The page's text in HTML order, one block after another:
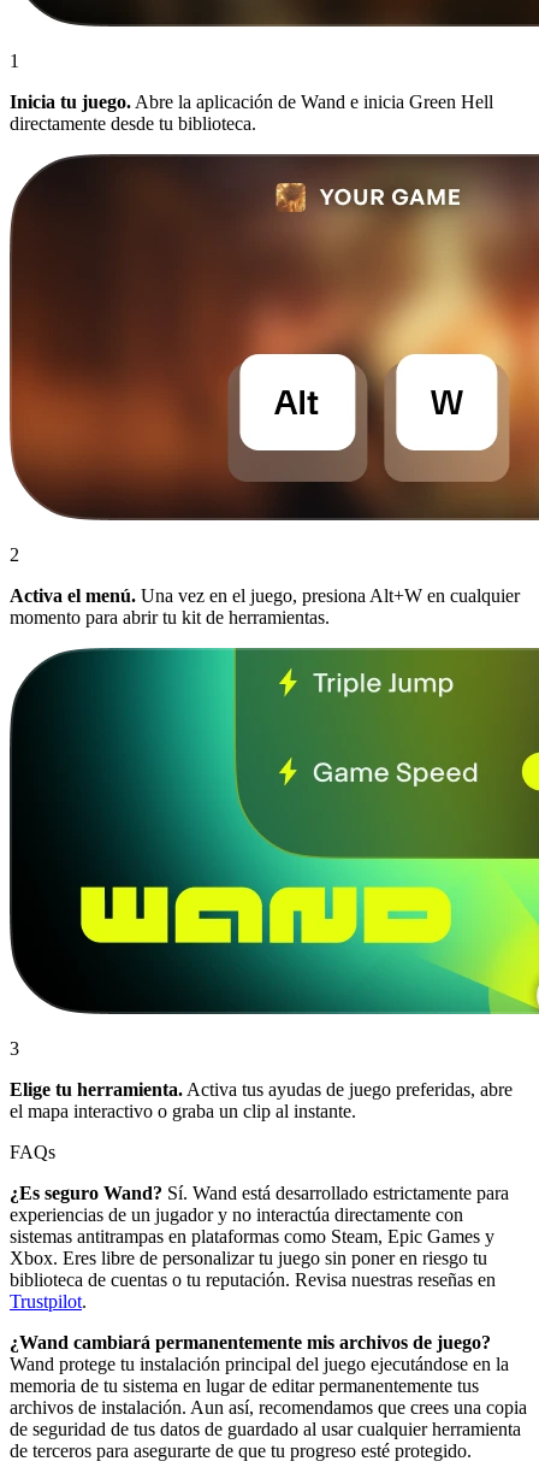
1
Inicia tu juego. Abre la aplicación de Wand e inicia Green Hell
directamente desde tu biblioteca.
2
Activa el menú. Una vez en el juego, presiona Alt+W en cualquier
momento para abrir tu kit de herramientas.
3
Elige tu herramienta. Activa tus ayudas de juego preferidas, abre
el mapa interactivo o graba un clip al instante.
FAQs
¿Es seguro Wand? Sí. Wand está desarrollado estrictamente para
experiencias de un jugador y no interactúa directamente con
sistemas antitrampas en plataformas como Steam, Epic Games y
Xbox. Eres libre de personalizar tu juego sin poner en riesgo tu
biblioteca de cuentas o tu reputación. Revisa nuestras reseñas en
Trustpilot.
¿Wand cambiará permanentemente mis archivos de juego?
Wand protege tu instalación principal del juego ejecutándose en la
memoria de tu sistema en lugar de editar permanentemente tus
archivos de instalación. Aun así, recomendamos que crees una copia
de seguridad de tus datos de guardado al usar cualquier herramienta
de terceros para asegurarte de que tu progreso esté protegido.